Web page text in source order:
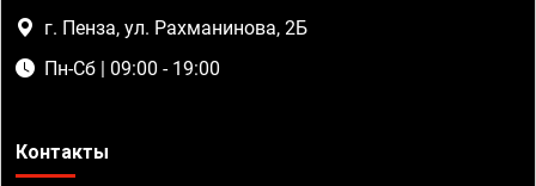
г. Пенза, ул. Рахманинова, 2Б
Пн-Сб | 09:00 - 19:00
Контакты